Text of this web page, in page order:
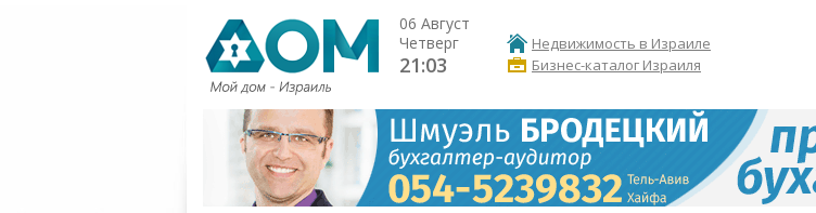
06 Август
Четверг
21:03
Недвижимость в Израиле
Бизнес-каталог Израиля